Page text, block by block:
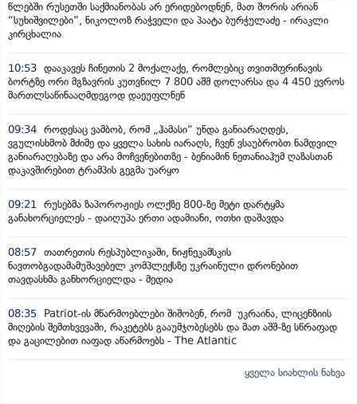
წლებში რუსეთში საქმიანობას არ ერიდებოდნენ, მათ შორის არიან
“სუხიშვილები”, ნიკოლოზ რაჭველი და პაატა ბურჭულაძე - ირაკლი
კირცხალია
10:53 დააკავეს ჩინეთის 2 მოქალაქე, რომლებიც თვითმფრინავის
ბორტზე ორი მგზავრის კუთვნილ 7 800 აშშ დოლარსა და 4 450 ევროს
მართლსაწინააღმდეგოდ დაეუფლნენ
09:34 როდესაც ვამბობ, რომ „ჰამასი“ უნდა განიარაღდეს,
ვგულისხმობ მძიმე და ყველა სახის იარაღს, ჩვენ ვსაუბრობთ ნამდვილ
განიარაღებაზე და არა მოჩვენებითზე - ბენიამინ ნეთანიაჰუმ ღაზასთან
დაკავშირებით ტრამპის გეგმა უარყო
09:21 რუსებმა ზაპოროჟიეს ოლქზე 800-ზე მეტი დარტყმა
განახორციელეს - დაიღუპა ერთი ადამიანი, ოთხი დაშავდა
08:57 თათრეთის რესპუბლიკაში, ნიჟნეკამსკის
ნავთობგადამამუშავებელ კომპლექსზე უკრაინული დრონებით
თავდასხმა განხორციელდა - მედია
08:35
Patriot-ის მწარმოებლები შიშობენ, რომ უკრაინა, ლიცენზიის
მიღების შემთხვევაში, რაკეტებს გააუმჯობესებს და მათ აშშ-ზე სწრაფად
და გაცილებით იაფად აწარმოებს - The Atlantic
ყველა სიახლის ნახვა